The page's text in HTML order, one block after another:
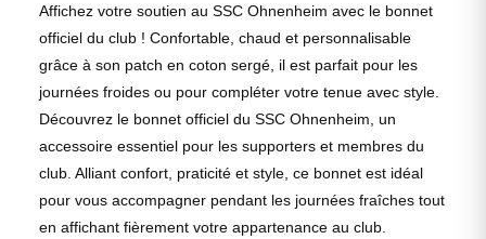
Affichez votre soutien au SSC Ohnenheim avec le bonnet
officiel du club ! Confortable, chaud et personnalisable
grâce à son patch en coton sergé, il est parfait pour les
journées froides ou pour compléter votre tenue avec style.
Découvrez le bonnet officiel du SSC Ohnenheim, un
accessoire essentiel pour les supporters et membres du
club. Alliant confort, praticité et style, ce bonnet est idéal
pour vous accompagner pendant les journées fraîches tout
en affichant fièrement votre appartenance au club.